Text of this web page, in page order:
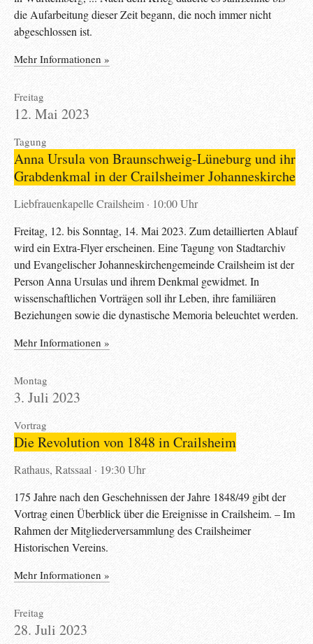
die Aufarbeitung dieser Zeit begann, die noch immer nicht
abgeschlossen ist.
Mehr Informationen »
Freitag
12. Mai 2023
Tagung
Anna Ursula von Braunschweig-Lüneburg und ihr
Grabdenkmal in der Crailsheimer Johanneskirche
Liebfrauenkapelle Crailsheim
10:00 Uhr
Freitag, 12. bis Sonntag, 14. Mai 2023. Zum detaillierten Ablauf
wird ein Extra-Flyer erscheinen. Eine Tagung von Stadtarchiv
und Evangelischer Johanneskirchengemeinde Crailsheim ist der
Person Anna Ursulas und ihrem Denkmal gewidmet. In
wissenschaftlichen Vorträgen soll ihr Leben, ihre familiären
Beziehungen sowie die dynastische Memoria beleuchtet werden.
Mehr Informationen »
Montag
3. Juli 2023
Vortrag
Die Revolution von 1848 in Crailsheim
Rathaus, Ratssaal
19:30 Uhr
175 Jahre nach den Geschehnissen der Jahre 1848/49 gibt der
Vortrag einen Überblick über die Ereignisse in Crailsheim. – Im
Rahmen der Mitgliederversammlung des Crailsheimer
Historischen Vereins.
Mehr Informationen »
Freitag
28. Juli 2023